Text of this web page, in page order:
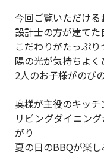
今回ご覧いただける
設計士の方が建てた
こだわりがたっぷ
陽の光が気持ちよ
2人のお子様がのび
奥様が主役のキッ
リビングダイニン
がり
夏の日のBBQが楽し